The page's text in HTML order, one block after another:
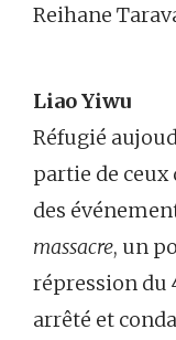
Reihane
Liao Yiwu
Réfugié
partie de ceux
des
massacre, un
répression du
arrêté et